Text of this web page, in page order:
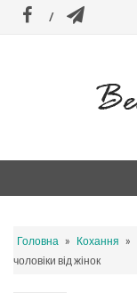
content
Головна » Кохання »
чоловіки від жінок